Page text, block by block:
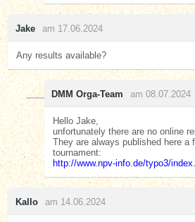
Jake am 17.06.2024
Any results available?
DMM Orga-Team am 08.07.2024
Hello Jake,
unfortunately there are no online
They are always published here a
tournament:
http://www.npv-info.de/typo3/
Kallo am 14.06.2024